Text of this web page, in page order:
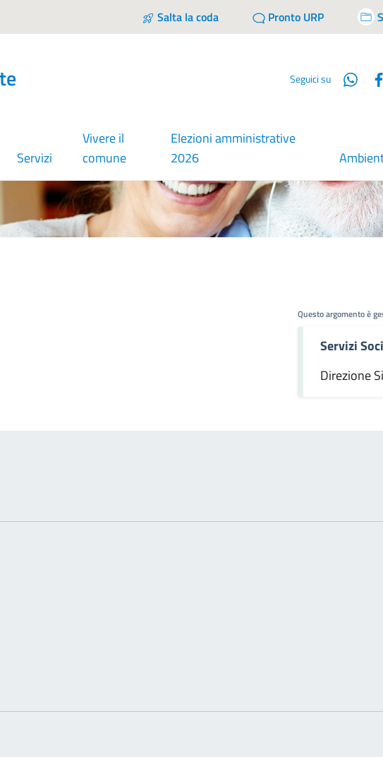
Salta la coda Pronto URP
Seguici su
Servizi
Vivere il
comune
Elezioni amministrative
2026
Questo argomento è
Servizi
Direzione